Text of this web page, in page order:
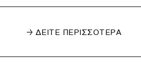
→ ΔΕΙΤΕ ΠΕΡΙΣΣΟΤΕΡΑ